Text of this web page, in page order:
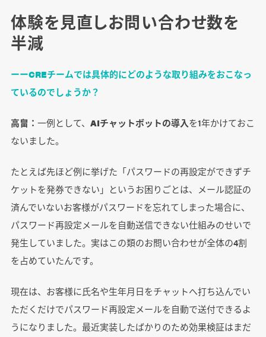
体験を見直しお問い合わせ数を
半減
ーーCREチームでは具体的にどのような取り組みをおこなっ
ているのでしょうか？
高畠： 一例として、 AIチャットボットの導入を1年かけておこ
ないました。
たとえば先ほど例に挙げた「パスワードの再設定ができずチ
ケットを発券できない」というお困りごとは、メール認証の
済んでいないお客様がパスワードを忘れてしまった場合に、
パスワード再設定メールを自動送信できない仕組みのせいで
発生していました。実はこの類のお問い合わせが全体の4割
を占めていたんです。
現在は、お客様に氏名や生年月日をチャットへ打ち込んでい
ただくだけでパスワード再設定メールを自動で送付できるよ
うになりました。最近実装したばかりのため効果検証はまだ